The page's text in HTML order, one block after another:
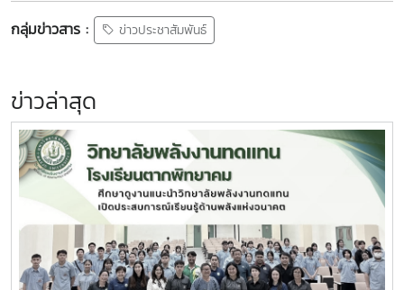
กลุ่มข่าวสาร : ข่าวประชาสัมพันธ์
ข่าวล่าสุด